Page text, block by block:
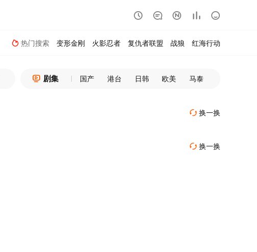
    
 热门搜索 变形金刚 火影忍者 复仇者联盟 战狼 红海行动
 剧集 国产 港台 日韩 欧美 马泰
 换一换
 换一换